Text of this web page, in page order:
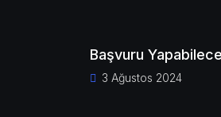
Başvuru
3 Ağustos 2024